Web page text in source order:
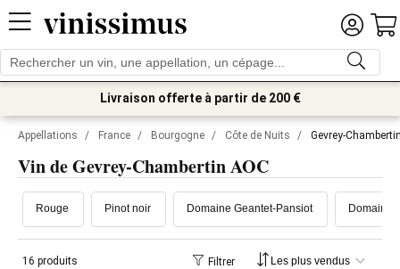
Livraison offerte à partir de 200 €
Appellations / France / Bourgogne / Côte de Nuits / Gevrey-
Vin de Gevrey-Chambertin AOC
Rouge Pinot noir Domaine Geantet-Pansiot Domaine
16 produits Filtrer